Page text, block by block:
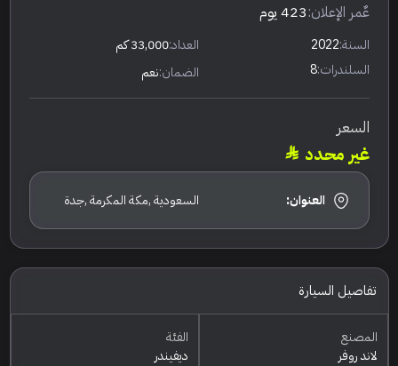
عٌمر الإعلان:423 يوم
السنة:2022 العداد:33,000 كم
السلندرات:8 الضمان:نعم
السعر
غير محدد
العنوان: السعودية ,مكة المكرمة ,جدة
تفاصيل السيارة
المصنع
لاند روفر
الفئة
ديفيندر